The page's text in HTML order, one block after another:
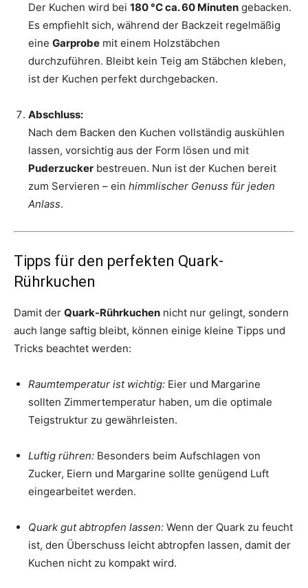
Der Kuchen wird bei 180 °C ca. 60 Minuten gebacken.
Es empfiehlt sich, während der Backzeit regelmäßig
eine Garprobe mit einem Holzstäbchen
durchzuführen. Bleibt kein Teig am Stäbchen kleben,
ist der Kuchen perfekt durchgebacken.
Abschluss:
Nach dem Backen den Kuchen vollständig auskühlen
lassen, vorsichtig aus der Form lösen und mit
Puderzucker bestreuen. Nun ist der Kuchen bereit
zum Servieren – ein himmlischer Genuss für jeden
Anlass.
Tipps für den perfekten Quark-
Rührkuchen
Damit der Quark-Rührkuchen nicht nur gelingt, sondern
auch lange saftig bleibt, können einige kleine Tipps und
Tricks beachtet werden:
Raumtemperatur ist wichtig: Eier und Margarine
sollten Zimmertemperatur haben, um die optimale
Teigstruktur zu gewährleisten.
Luftig rühren: Besonders beim Aufschlagen von
Zucker, Eiern und Margarine sollte genügend Luft
eingearbeitet werden.
Quark gut abtropfen lassen: Wenn der Quark zu feucht
ist, den Überschuss leicht abtropfen lassen, damit der
Kuchen nicht zu kompakt wird.